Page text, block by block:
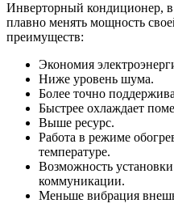
Инверторный кондиционер,
плавно менять мощность
преимуществ:
Экономия
Ниже уровень шума.
Более точно
Быстрее охлаждает
Выше ресурс.
Работа в режиме
температуре.
Возможность
коммуникации.
Меньше вибрация